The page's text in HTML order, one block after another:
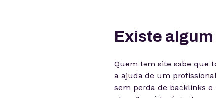
Existe
Quem tem site sabe que
a ajuda de um
sem perda de backlinks e